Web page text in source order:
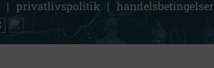
| privatlivspolitik | handelsbetingelser